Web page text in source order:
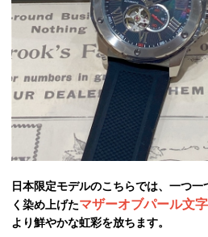
日本限定モデルのこちらでは、一つ
く染め上げたマザーオブパール文
より鮮やかな虹彩を放ちます。